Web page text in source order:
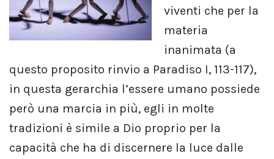
viventi che per la
materia
inanimata (a
questo proposito rinvio a Paradiso I, 113-117),
in questa gerarchia l’essere umano possiede
però una marcia in più, egli in molte
tradizioni è simile a Dio proprio per la
capacità che ha di discernere la luce dalle